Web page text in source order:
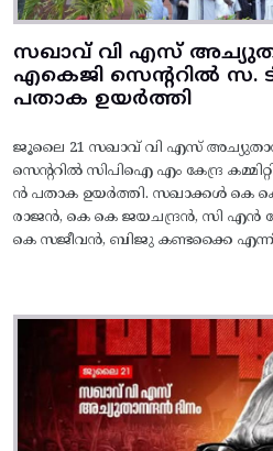
സഖാവ് വി എസ്
എകെജി സെന്ററിൽ സ.
പതാക ഉയർത്തി
ജൂലൈ 21 സഖാവ് വി എസ്
സെന്ററിൽ സിപിഐ എം കേന്ദ്ര
ൻ പതാക ഉയർത്തി. സഖാക്കൾ കെ
രാജൻ, കെ കെ ജയചന്ദ്രൻ, സി
കെ സജീവൻ, ബിജു കണ്ടക്കൈ